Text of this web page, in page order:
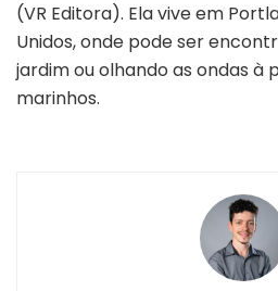
(VR Editora). Ela vive em
Unidos, onde pode ser
jardim ou olhando as ondas à
marinhos.